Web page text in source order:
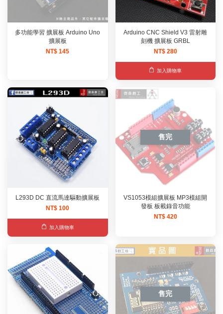
多功能學習 擴展板 Arduino Uno
擴展板
NT$ 145
Arduino CNC Shield V3 雷射雕
刻機 擴展板 GRBL
NT$ 280
加入購物車
L293D DC 直流馬達驅動擴展板
NT$ 100
加入購物車
售完
VS1053模組擴展板 MP3模組開
發板 板載錄音功能
NT$ 420
售完